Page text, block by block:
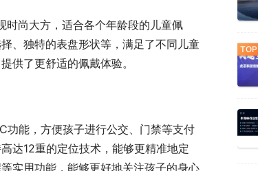
尚大方，适合各个年龄段的儿童佩
、独特的表盘形状等，满足了不同儿童
供了更舒适的佩戴体验。
能，方便孩子进行公交、门禁等支付
达12重的定位技术，能够更精准地定
实用功能，能够更好地关注孩子的身心